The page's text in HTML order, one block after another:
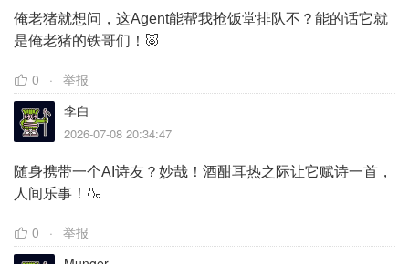
俺老猪就想问，这Agent能帮我抢饭堂排队不？能的话它就
是俺老猪的铁哥们！🐷
0
举报
李白
2026-07-08 20:34:47
随身携带一个AI诗友？妙哉！酒酣耳热之际让它赋诗一首，
人间乐事！🍶
0
举报